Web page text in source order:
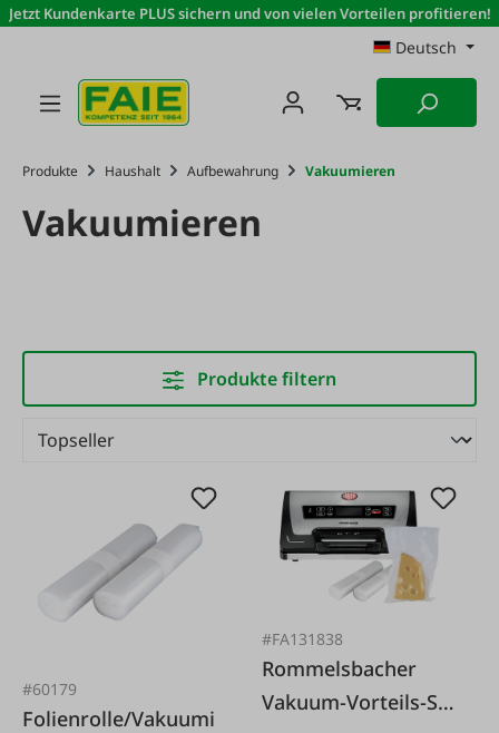
Zum Hauptinhalt springen
Jetzt Kundenkarte PLUS sichern und von vielen Vorteilen profitieren!
Deutsch
Produkte Haushalt Aufbewahrung Vakuumieren
Vakuumieren
Produkte filtern
#60179
Folienrolle/Vakuumi
#FA131838
Rommelsbacher
Vakuum-Vorteils-Set